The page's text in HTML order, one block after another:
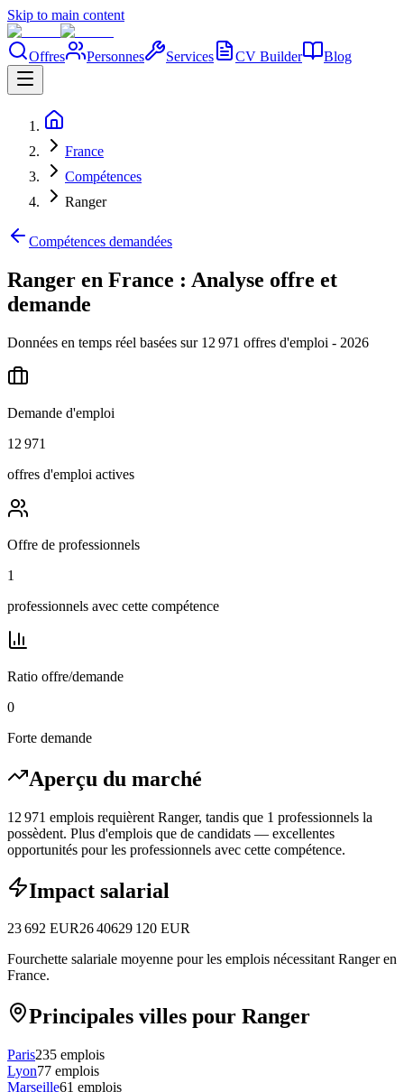
Skip to main content
Offres Personnes Services CV Builder Blog
France
Compétences
Ranger
Compétences demandées
Ranger en France : Analyse offre et
demande
Données en temps réel basées sur 12 971 offres d'emploi - 2026
Demande d'emploi
12 971
offres d'emploi actives
Offre de professionnels
1
professionnels avec cette compétence
Ratio offre/demande
0
Forte demande
Aperçu du marché
12 971 emplois requièrent Ranger, tandis que 1 professionnels la
possèdent. Plus d'emplois que de candidats — excellentes
opportunités pour les professionnels avec cette compétence.
Impact salarial
23 692 EUR26 40629 120 EUR
Fourchette salariale moyenne pour les emplois nécessitant Ranger en
France.
Principales villes pour Ranger
Paris235 emplois
Lyon77 emplois
Marseille61 emplois